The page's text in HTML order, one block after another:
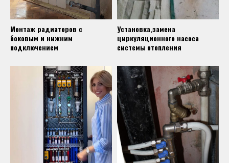
Монтаж радиаторов с
боковым и нижним
подключением
Установка,замена
циркуляционного насоса
системы отопления